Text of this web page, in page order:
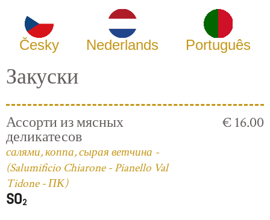
Česky Nederlands Português
Закуски
Ассорти из мясных
деликатесов
салями, коппа, сырая ветчина -
(Salumificio Chiarone - Pianello Val
Tidone - ПК)
€ 16.00